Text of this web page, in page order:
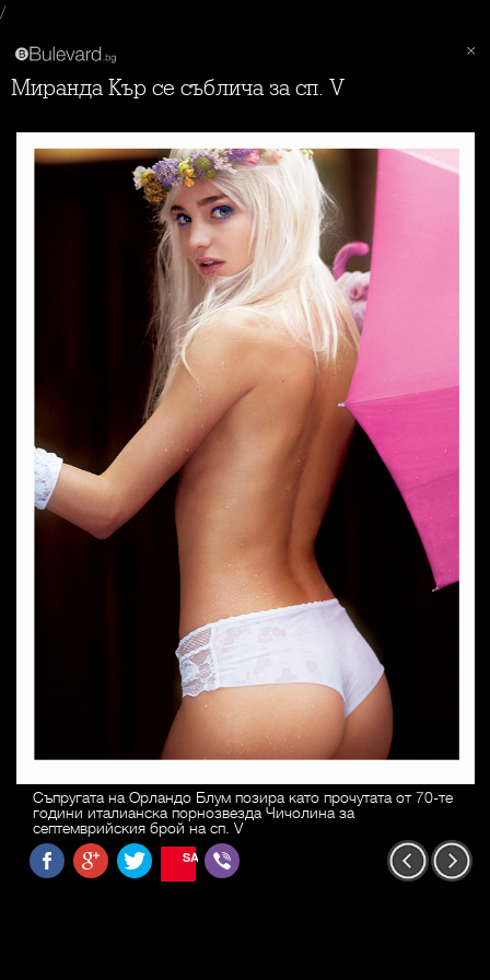
/
Миранда Кър се съблича за сп. V
Съпругата на Орландо Блум позира като прочутата от 70-те
години италианска порнозвезда Чичолина за
септемврийския брой на сп. V
SAVE